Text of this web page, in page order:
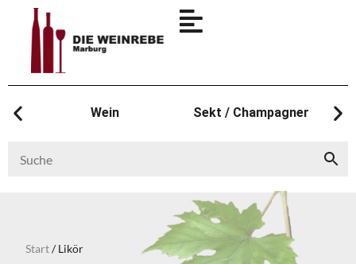
Wein Sekt / Champagner
Start/ Likör